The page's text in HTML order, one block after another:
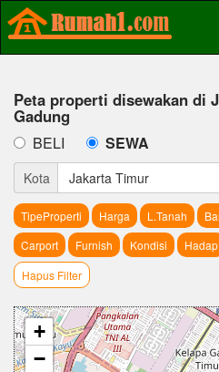
Peta properti disewakan di
Gadung
BELI SEWA
Kota Jakarta Timur
TipeProperti Harga L.Tanah
Carport
Furnish Kondisi Hadap
Hapus Filter
+
−